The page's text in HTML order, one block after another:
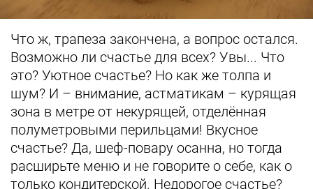
Что ж, трапеза закончена, а вопрос остался.
Возможно ли счастье для всех? Увы... Что
это? Уютное счастье? Но как же толпа и
шум? И – внимание, астматикам – курящая
зона в метре от некурящей, отделённая
полуметровыми перильцами! Вкусное
счастье? Да, шеф-повару осанна, но тогда
расширьте меню и не говорите о себе, как о
только кондитерской. Недорогое счастье?